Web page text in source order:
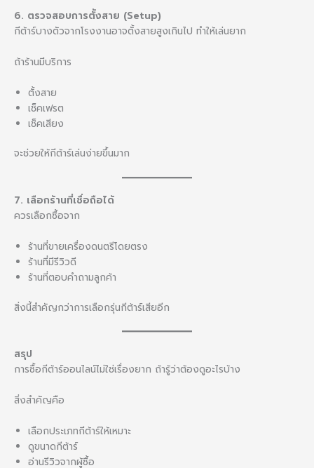
6. ตรวจสอบการตั้งสาย (Setup)
กีต้าร์บางตัวจากโรงงานอาจตั้งสายสูงเกินไป ทำให้เล่นยาก
ถ้าร้านมีบริการ
ตั้งสาย
เช็คเฟรต
เช็คเสียง
จะช่วยให้กีต้าร์เล่นง่ายขึ้นมาก
7. เลือกร้านที่เชื่อถือได้
ควรเลือกซื้อจาก
ร้านที่ขายเครื่องดนตรีโดยตรง
ร้านที่มีรีวิวดี
ร้านที่ตอบคำถามลูกค้า
สิ่งนี้สำคัญกว่าการเลือกรุ่นกีต้าร์เสียอีก
สรุป
การซื้อกีต้าร์ออนไลน์ไม่ใช่เรื่องยาก ถ้ารู้ว่าต้องดูอะไรบ้าง
สิ่งสำคัญคือ
เลือกประเภทกีต้าร์ให้เหมาะ
ดูขนาดกีต้าร์
อ่านรีวิวจากผู้ซื้อ